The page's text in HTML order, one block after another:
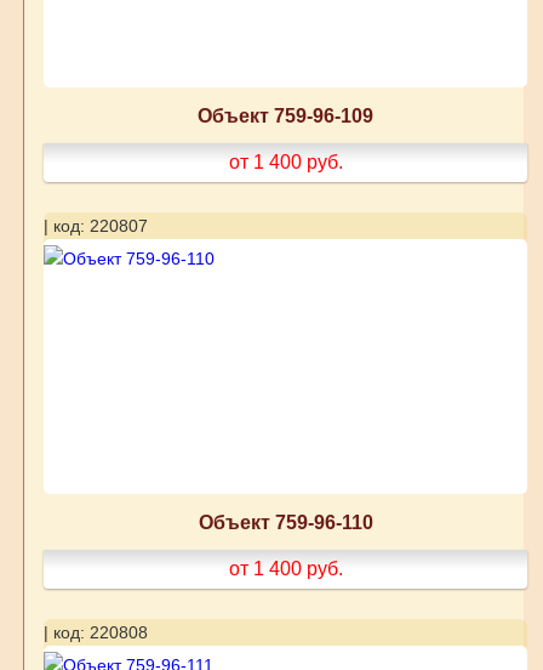
Объект 759-96-109
от 1 400 руб.
| код: 220807
Объект 759-96-110
от 1 400 руб.
| код: 220808